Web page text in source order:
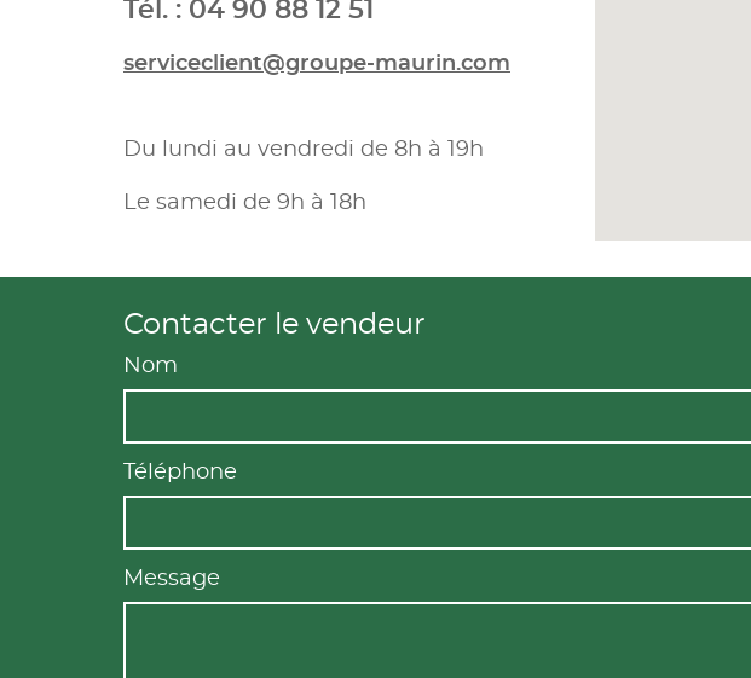
Tél. : 04 90 88 12 51
serviceclient@groupe-maurin.com
Du lundi au vendredi de 8h à 19h
Le samedi de 9h à 18h
Contacter le vendeur
Nom
Téléphone
Message